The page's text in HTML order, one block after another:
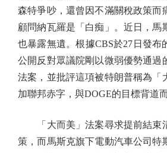
森特爭吵，還曾因不滿關稅政策而
顧問納瓦羅是「白痴」。近日，馬
也暴露無遺。根據CBS於27日發布
公開反對眾議院剛以微弱優勢通過
法案，並批評這項被特朗普稱為「
加聯邦赤字，與DOGE的目標背道而
「大而美」法案尋求提前結束
策，而馬斯克旗下電動汽車公司特